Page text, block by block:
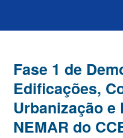
Fase 1 de
Edificações,
Urbanização e
NEMAR do